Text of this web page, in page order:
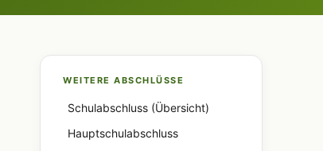
WEITERE ABSCHLÜSSE
Schulabschluss (Übersicht)
Hauptschulabschluss